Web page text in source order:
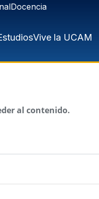
Docencia
Vive la UCAM
al contenido.